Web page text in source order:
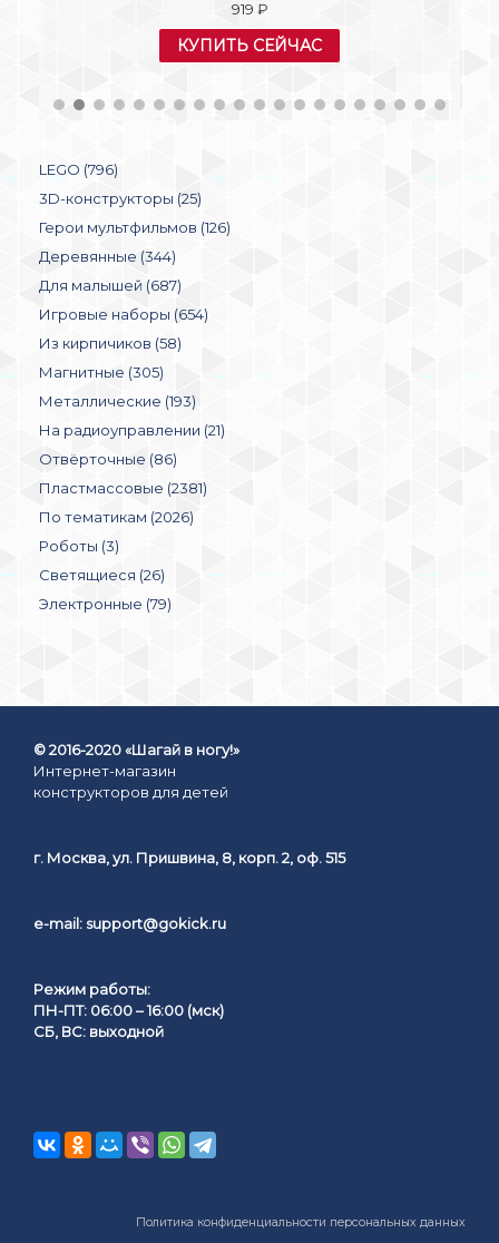
919 ₽
КУПИТЬ СЕЙЧАС
LEGO (796)
3D-конструкторы (25)
Герои мультфильмов (126)
Деревянные (344)
Для малышей (687)
Игровые наборы (654)
Из кирпичиков (58)
Магнитные (305)
Металлические (193)
На радиоуправлении (21)
Отвёрточные (86)
Пластмассовые (2381)
По тематикам (2026)
Роботы (3)
Светящиеся (26)
Электронные (79)
© 2016-2020 «Шагай в ногу!»
Интернет-магазин
конструкторов для детей
г. Москва, ул. Пришвина, 8, корп. 2, оф. 515
e-mail: support@gokick.ru
Режим работы:
ПН-ПТ: 06:00 – 16:00 (мск)
СБ, ВС: выходной
Политика конфиденциальности персональных данных